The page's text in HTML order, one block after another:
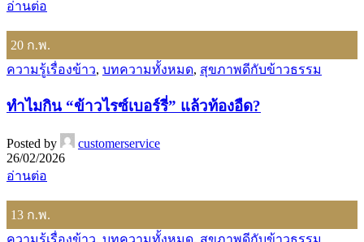
อ่านต่อ
20 ก.พ.
ความรู้เรื่องข้าว, บทความทั้งหมด, สุขภาพดีกับข้าวธรรม
ทำไมกิน “ข้าวไรซ์เบอร์รี่” แล้วท้องอืด?
Posted by
customerservice
26/02/2026
อ่านต่อ
13 ก.พ.
ความรู้เรื่องข้าว, บทความทั้งหมด, สุขภาพดีกับข้าวธรรม